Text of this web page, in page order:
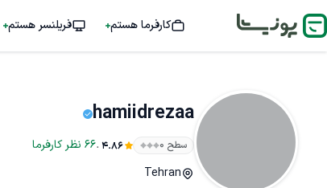
کارفرما هستم فریلنسر هستم
hamiidrezaa
سطح ۰ 4.86
.
66 نظر کارفرما
Tehran